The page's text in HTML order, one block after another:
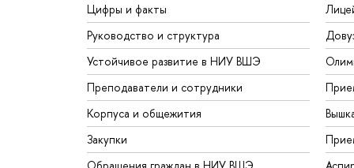
Цифры и факты
Руководство и структура
Устойчивое развитие в НИУ ВШЭ
Преподаватели и сотрудники
Корпуса и общежития
Закупки
Обращения граждан в НИУ ВШЭ